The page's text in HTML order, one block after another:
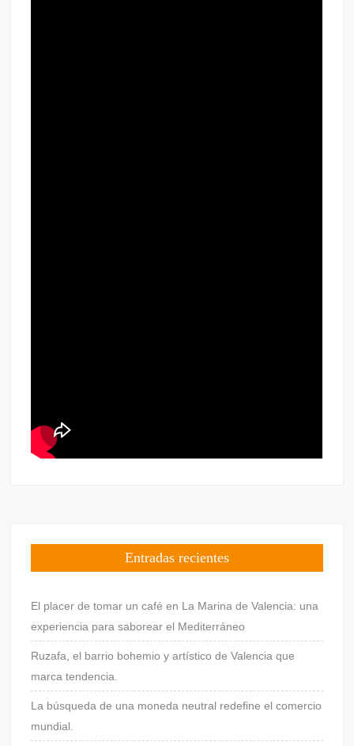
Entradas recientes
El placer de tomar un café en La Marina de Valencia: una
experiencia para saborear el Mediterráneo
Ruzafa, el barrio bohemio y artístico de Valencia que
marca tendencia.
La búsqueda de una moneda neutral redefine el comercio
mundial.